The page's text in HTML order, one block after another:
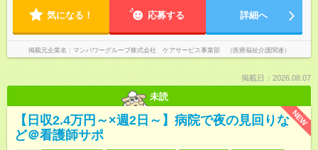
気になる！ 応募する 詳細へ
掲載元企業名 マンパワーグループ株式会社 ケアサービス事業部 （医療福祉介護関連）
掲載日：2026.08.07
未読
NEW
【日収2.4万円～×週2日～】病院で夜の見回りな
ど＠看護師サポ